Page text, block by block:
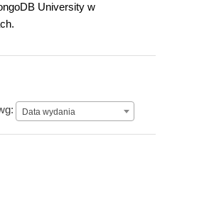
University w
Data wydania
Data wydania